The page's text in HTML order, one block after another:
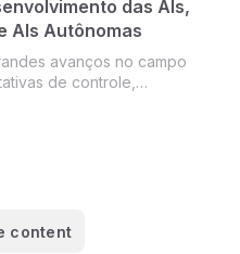
das AIs,
AIs Autônomas
avanços no campo
de controle,
content